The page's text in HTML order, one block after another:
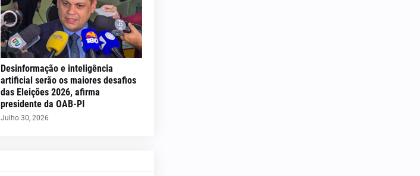
Desinformação e inteligência
artificial serão os maiores desafios
das Eleições 2026, afirma
presidente da OAB-PI
Julho 30, 2026